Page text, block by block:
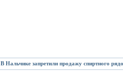
В Нальчике запретили продажу спиртного